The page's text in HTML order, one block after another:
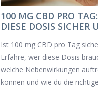
100 MG CBD PRO
DIESE DOSIS SICHER
Ist 100 mg CBD pro Tag
Erfahre, wer diese Dosis
welche Nebenwirkungen
können und wie du die richtige